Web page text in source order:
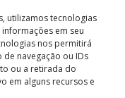
utilizamos tecnologias
em seu
nos permitirá
navegação ou IDs
ou a retirada do
em alguns recursos e